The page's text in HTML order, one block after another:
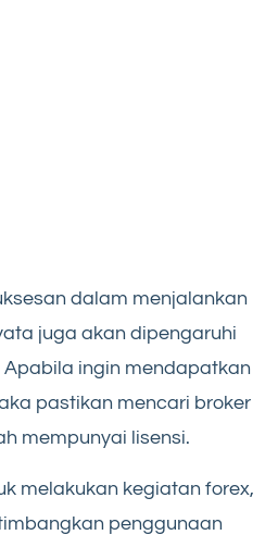
dalam menjalankan
juga akan dipengaruhi
Apabila ingin mendapatkan
pastikan mencari broker
mempunyai lisensi.
melakukan kegiatan forex,
penggunaan